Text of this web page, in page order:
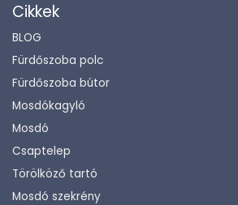
Cikkek
BLOG
Fürdőszoba polc
Fürdőszoba bútor
Mosdókagyló
Mosdó
Csaptelep
Törölköző tartó
Mosdó szekrény